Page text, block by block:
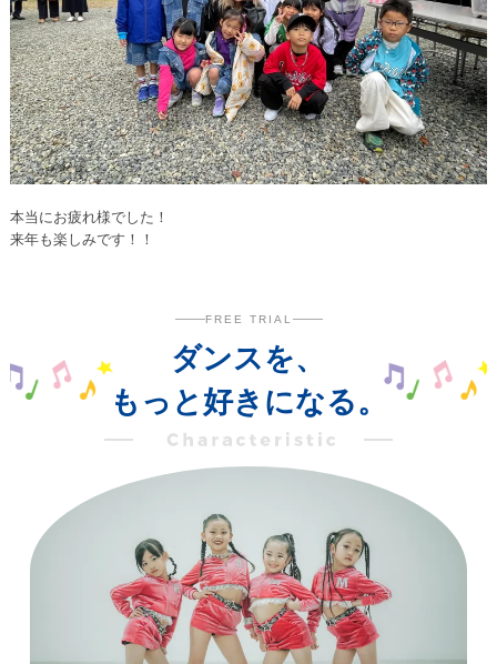
本当にお疲れ様でした！
来年も楽しみです！！
FREE TRIAL
ダンスを、
もっと好きになる。